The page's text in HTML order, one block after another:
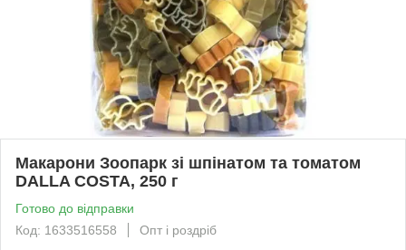
Макарони Зоопарк зі шпінатом та томатом
DALLA COSTA, 250 г
Готово до відправки
Код: 1633516558
Опт і роздріб